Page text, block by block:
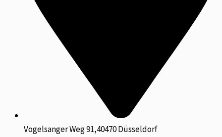
Vogelsanger Weg 91,40470 Düsseldorf